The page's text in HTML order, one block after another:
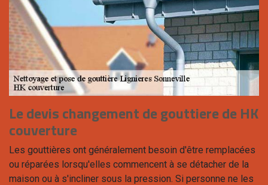
Le devis changement de gouttiere de HK
couverture
Les gouttières ont généralement besoin d'être remplacées
ou réparées lorsqu'elles commencent à se détacher de la
maison ou à s'incliner sous la pression. Si personne ne les